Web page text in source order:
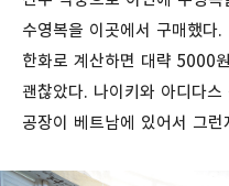
수영복을 이곳에서 구매했다.
한화로 계산하면 대략 5000
괜찮았다. 나이키와 아디다
공장이 베트남에 있어서 그